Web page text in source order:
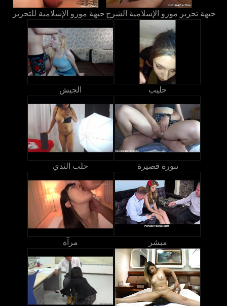
جبهة مورو الإسلامية للتحرير جبهة تحرير مورو الإسلامية الشرج
الجيش حليب
حلب الثدي تنورة قصيرة
مرآة مبشر